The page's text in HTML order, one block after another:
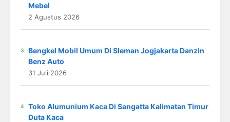
Mebel
2 Agustus 2026
Bengkel Mobil Umum Di Sleman Jogjakarta Danzin
Benz Auto
31 Juli 2026
Toko Alumunium Kaca Di Sangatta Kalimatan Timur
Duta Kaca